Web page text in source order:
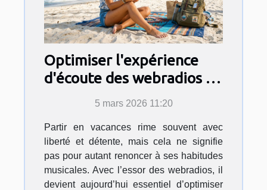
Optimiser l'expérience
d'écoute des webradios en
vacances5 mars 2026 11:20
Partir en vacances rime souvent avec
liberté et détente, mais cela ne signifie
pas pour autant renoncer à ses habitudes
musicales. Avec l’essor des webradios, il
devient aujourd’hui essentiel d’optimiser